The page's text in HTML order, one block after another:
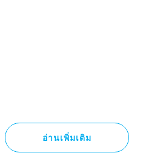
อ่านเพิ่มเติม